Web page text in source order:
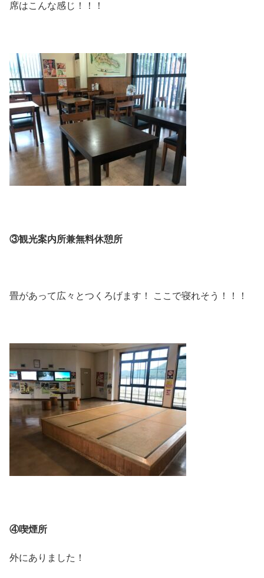
席はこんな感じ！！！
③観光案内所兼無料休憩所
畳があって広々とつくろげます！ ここで寝れそう！！！
④喫煙所
外にありました！